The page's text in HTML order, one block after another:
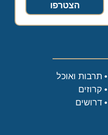
הצטרפו
תרבות ואוכל
קרוזים
דרושים